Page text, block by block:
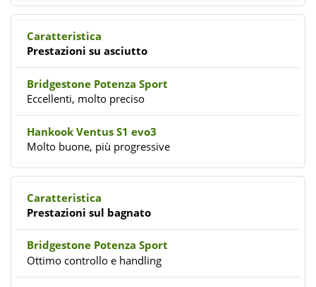
Prestazioni su asciutto
Eccellenti, molto preciso
Molto buone, più progressive
Prestazioni sul bagnato
Ottimo controllo e handling